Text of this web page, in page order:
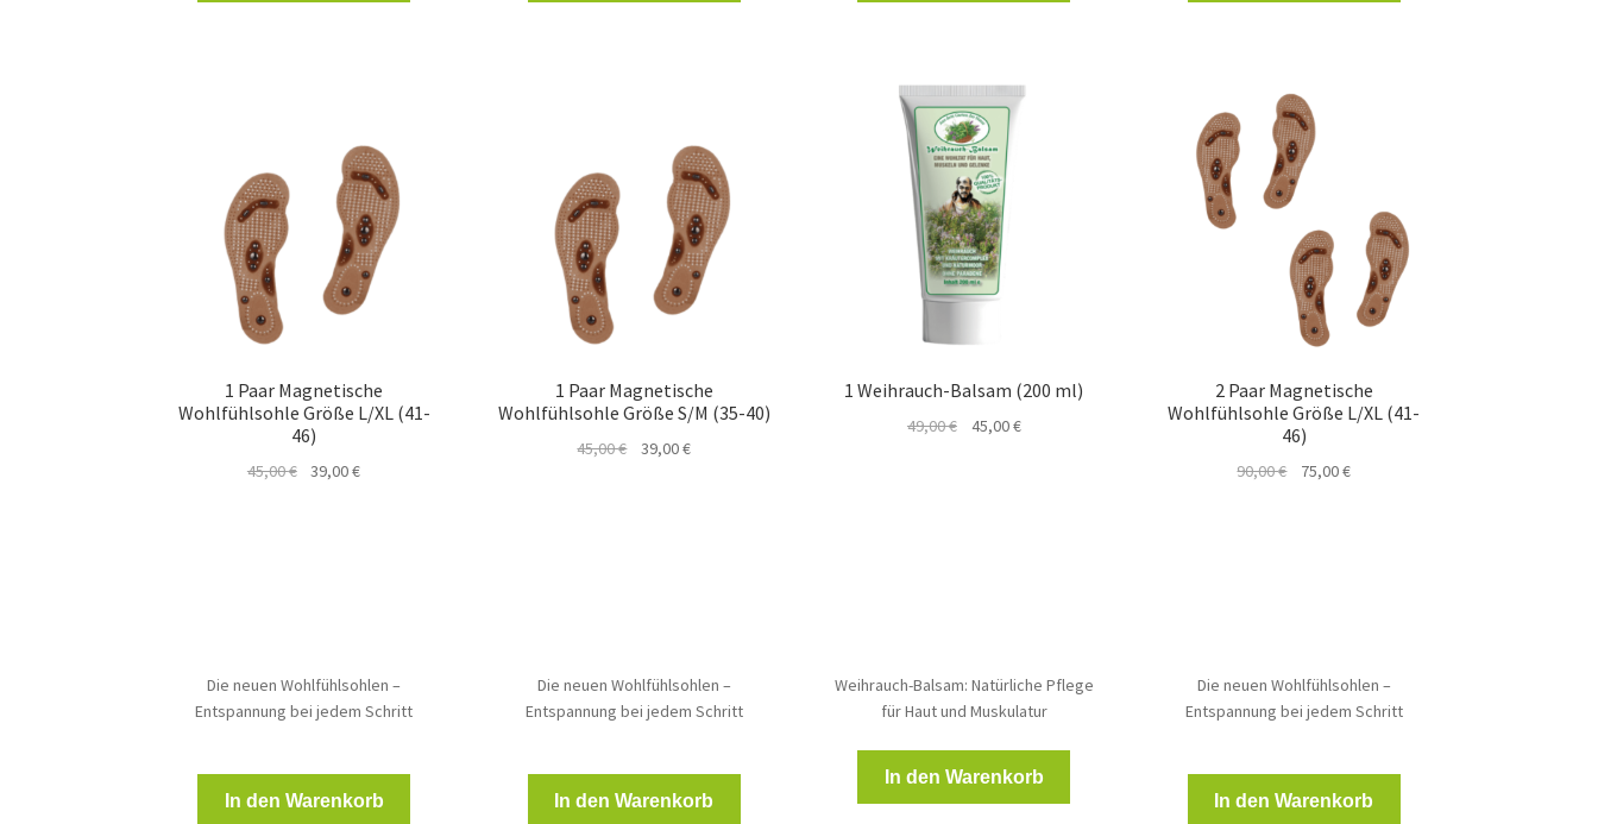
1 Paar Magnetische
Wohlfühlsohle Größe L/XL (41-
46)
45,00€
Ursprünglicher
39,00€Aktueller
Die neuen Wohlfühlsohlen –
Entspannung bei jedem Schritt
In den Warenkorb
1 Paar Magnetische
Wohlfühlsohle Größe S/M (35-40)
45,00€
Ursprünglicher
39,00€Aktueller
Die neuen Wohlfühlsohlen –
Entspannung bei jedem Schritt
In den Warenkorb
1 Weihrauch-Balsam (200 ml)
49,00€
Ursprünglicher
45,00€Aktueller
Weihrauch-Balsam: Natürliche Pflege
für Haut und Muskulatur
In den Warenkorb
2 Paar Magnetische
Wohlfühlsohle Größe L/XL (41-
46)
90,00€
Ursprünglicher
75,00€Aktueller
Die neuen Wohlfühlsohlen –
Entspannung bei jedem Schritt
In den Warenkorb